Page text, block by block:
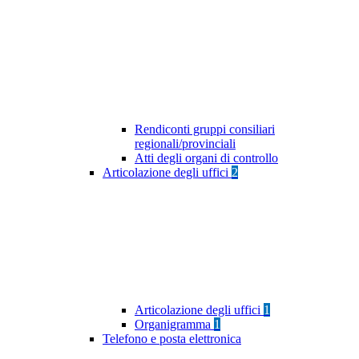
Rendiconti gruppi consiliari
regionali/provinciali
Atti degli organi di controllo
Articolazione degli uffici 2
Articolazione degli uffici 1
Organigramma 1
Telefono e posta elettronica